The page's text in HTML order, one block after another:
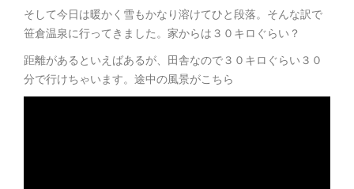
そして今日は暖かく雪もかなり溶けてひと段落。そんな訳で
笹倉温泉に行ってきました。家からは３０キロぐらい？
距離があるといえばあるが、田舎なので３０キロぐらい３０
分で行けちゃいます。途中の風景がこちら